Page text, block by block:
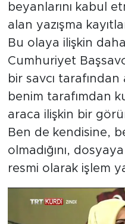
beyanlarını kabul
alan yazışma
Bu olaya ilişkin
Cumhuriyet
bir savcı
benim tarafımdan
araca ilişkin bir
Ben de kendisine,
olmadığını,
resmi olarak işlem